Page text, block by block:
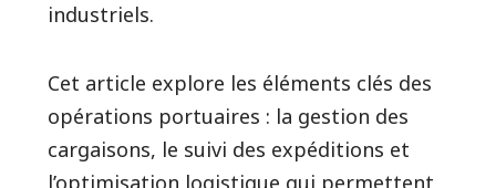
industriels.
Cet article explore les éléments clés des
opérations portuaires : la gestion des
cargaisons, le suivi des expéditions et